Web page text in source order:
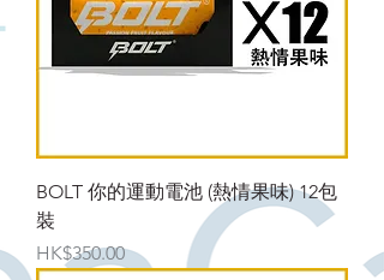
BOLT 你的運動電池 (熱情果味) 12包
裝
價格
HK$350.00